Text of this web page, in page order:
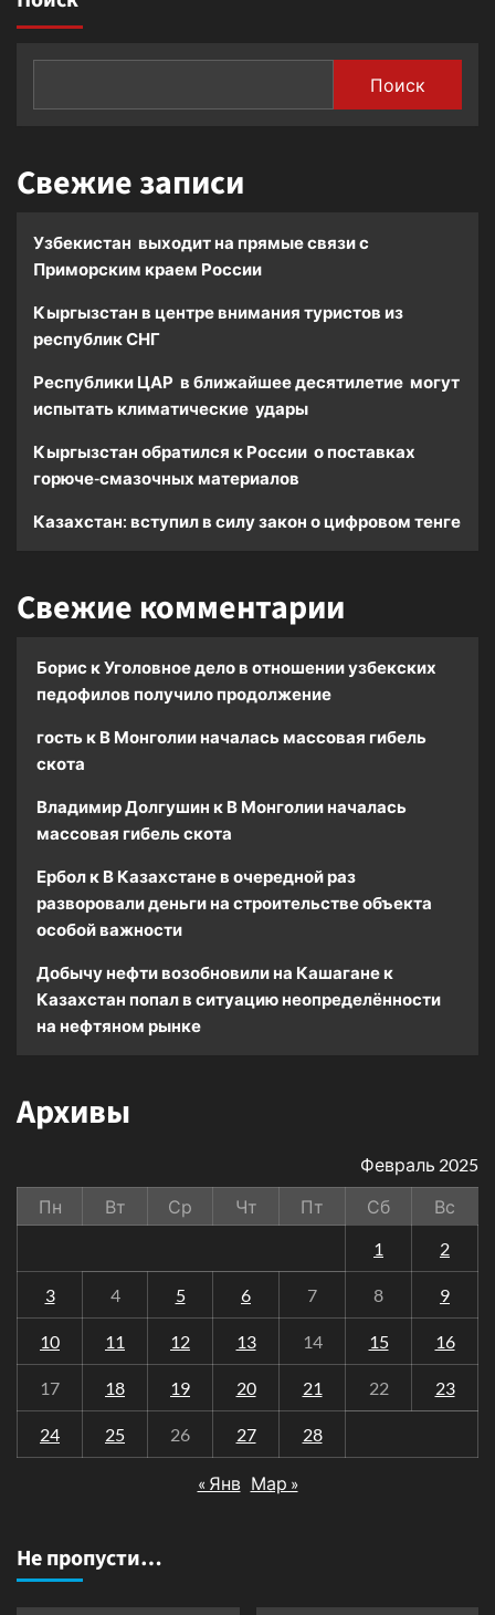
НКО
Поиск
Свежие записи
Узбекистан выходит на прямые связи с
Приморским краем России
Кыргызстан в центре внимания туристов из
республик СНГ
Республики ЦАР в ближайшее десятилетие могут
испытать климатические удары
Кыргызстан обратился к России о поставках
горюче-смазочных материалов
Казахстан: вступил в силу закон о цифровом тенге
Свежие комментарии
Борис кУголовное дело в отношении узбекских
педофилов получило продолжение
гость к В Монголии началась массовая гибель
скота
Владимир Долгушин к В Монголии началась
массовая гибель скота
Ербол к В Казахстане в очередной раз
разворовали деньги на строительстве объекта
особой важности
Добычу нефти возобновили на Кашагане к
Казахстан попал в ситуацию неопределённости
на нефтяном рынке
Архивы
Февраль 2025
Пн
Вт Ср Чт Пт Сб
Вс
1
2
3 4 5 6 7 8 9
10 11 12 13 14 15 16
17 18 19 20 21 22 23
24 25 26 27 28
« Янв Мар »
Не пропусти…